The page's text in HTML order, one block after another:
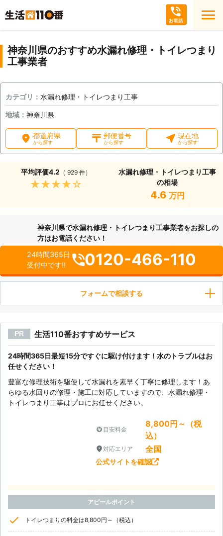
神奈川県のおすすめ水漏れ修理・トイレつまり
工事業者
カテゴリ： 水漏れ修理・トイレつまり工事
地域： 神奈川県
都道府県
から探す
郵便番号
から探す
現在地
から探す
平均評価4.2 （ 929 件）
★★★★★
水漏れ修理・トイレつまり工事
の相場
4.6 万円
神奈川県で水漏れ修理・トイレつまり工事業者をお探しの
方はお電話ください！
24時間365日
受付中です!!
0120-466-110
フォームで相談する
PR 生活110番おすすめサービス
24時間365日最短15分ですぐに駆け付けます！水のトラブルはお
任せください！
豊富な修理技術を駆使して水漏れを素早く丁寧に修理します！あ
らゆる水回りの修理・施工に対応していますので、水漏れ修理・
トイレつまり工事はプロにお任せください。
目安料金
8,800円～（税
込）
対応エリア 全国
公式サイトを確認
アピールポイント
トイレつまりの料金は8,800円～（税込）